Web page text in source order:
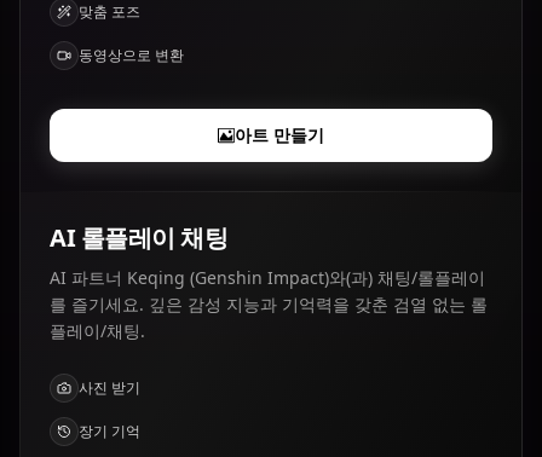
맞춤 포즈
동영상으로 변환
아트 만들기
AI 롤플레이 채팅
AI 파트너 Keqing (Genshin Impact)와(과) 채팅/롤플레이
를 즐기세요. 깊은 감성 지능과 기억력을 갖춘 검열 없는 롤
플레이/채팅.
사진 받기
장기 기억